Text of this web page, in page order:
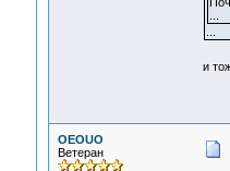
и
OEOUO
Ветеран